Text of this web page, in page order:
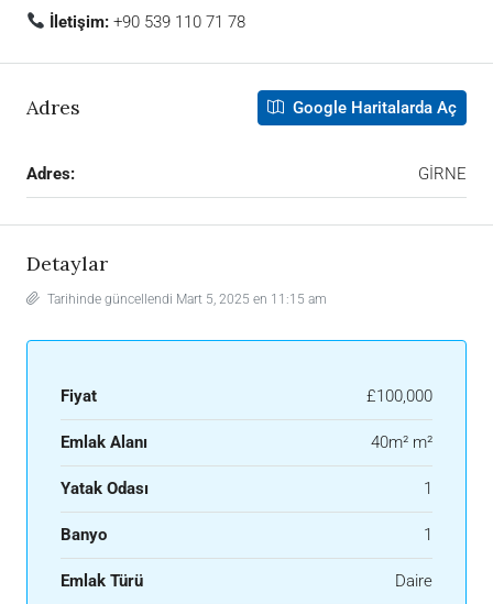
İletişim: +90 539 110 71 78
Adres Google Haritalarda Aç
Adres: GİRNE
Detaylar
Tarihinde güncellendi Mart 5, 2025 en 11:15 am
Fiyat £100,000
Emlak Alanı 40m² m²
Yatak Odası 1
Banyo 1
Emlak Türü Daire